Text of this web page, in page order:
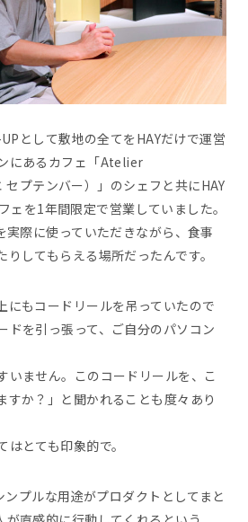
として敷地の全てをHAYだけで運営
にあるカフェ「Atelier
プテンバー）」のシェフと共にHAY
ェを1年間限定で営業していました。
実際に使っていただきながら、食事
してもらえる場所だったんです。
にもコードリールを吊っていたので
ドを引っ張って、ご自分のパソコン
いません。このコードリールを、こ
すか？」と聞かれることも度々あり
とても印象的で。
プルな用途がプロダクトとしてまと